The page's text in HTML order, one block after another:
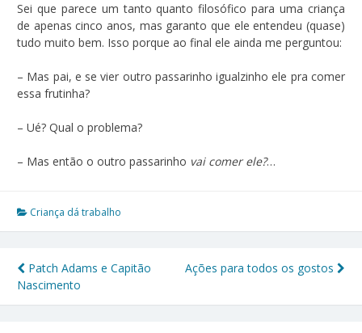
Sei que parece um tanto quanto filosófico para uma criança
de apenas cinco anos, mas garanto que ele entendeu (quase)
tudo muito bem. Isso porque ao final ele ainda me perguntou:
– Mas pai, e se vier outro passarinho igualzinho ele pra comer
essa frutinha?
– Ué? Qual o problema?
– Mas então o outro passarinho vai comer ele?…
Criança dá trabalho
Navegação
de
Patch Adams e Capitão
Nascimento
Ações para todos os gostos